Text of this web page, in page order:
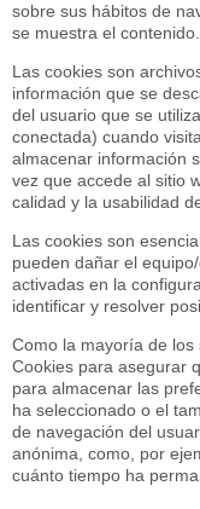
sobre sus hábitos de
se muestra el contenido.
Las cookies son
información que se
del usuario que se
conectada) cuando
almacenar información
vez que accede al sitio
calidad y la usabilidad
Las cookies son
pueden dañar el
activadas en la
identificar y resolver
Como la mayoría de los
Cookies para asegurar
para almacenar las
ha seleccionado o el
de navegación del
anónima, como, por
cuánto tiempo ha